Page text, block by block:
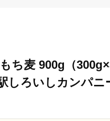
ち麦 900g（
しろいしカンパニ